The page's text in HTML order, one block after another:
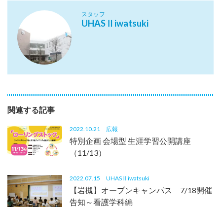
スタッフ
UHASⅡiwatsuki
関連する記事
2022.10.21 広報
特別企画 会場型 生涯学習公開講座
（11/13）
2022.07.15 UHASⅡiwatsuki
【岩槻】オープンキャンパス 7/18開催
告知～看護学科編